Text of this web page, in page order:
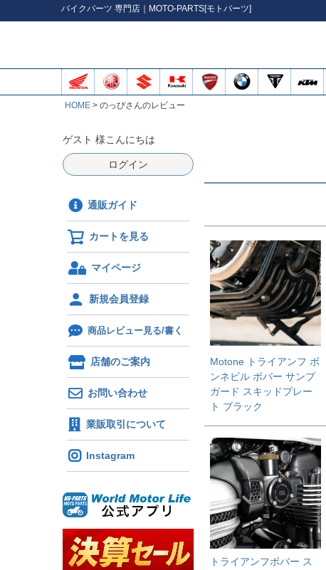
バイクパーツ 専門店｜MOTO-PARTS[モトパーツ]
HOME のっぴさんのレビュー
ゲスト 様こんにちは
ログイン
通販ガイド
カートを見る
マイページ
新規会員登録
商品レビュー見る/書く
店舗のご案内
お問い合わせ
業販取引について
Instagram
Motone トライアンフ ボ
ンネビル ボバー サンプ
ガード スキッドプレー
ト ブラック
トライアンフボバー ス